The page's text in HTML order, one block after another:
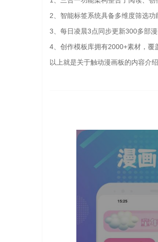
2、智能标签系统具备多维度筛选
3、每日凌晨3点同步更新300多部
4、创作模板库拥有2000+素材，
以上就是关于触动漫画板的内容介